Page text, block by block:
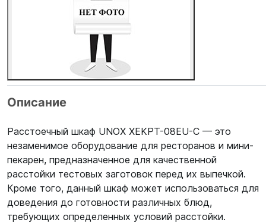
Описание
Расстоечный шкаф UNOX XEKPT-08EU-C — это
незаменимое оборудование для ресторанов и мини-
пекарен, предназначенное для качественной
расстойки тестовых заготовок перед их выпечкой.
Кроме того, данный шкаф может использоваться для
доведения до готовности различных блюд,
требующих определенных условий расстойки.